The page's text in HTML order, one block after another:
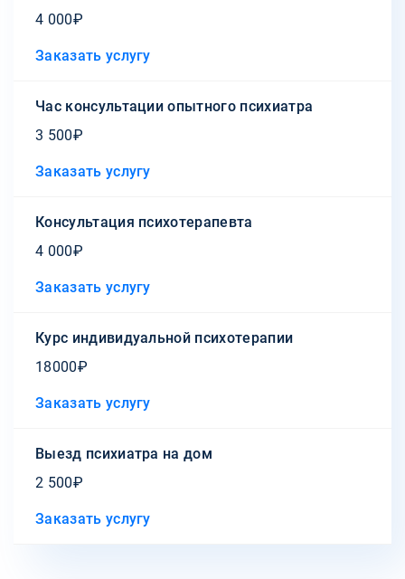
4 000₽
Заказать услугу
Час консультации опытного психиатра
3 500₽
Заказать услугу
Консультация психотерапевта
4 000₽
Заказать услугу
Курс индивидуальной психотерапии
18000₽
Заказать услугу
Выезд психиатра на дом
2 500₽
Заказать услугу